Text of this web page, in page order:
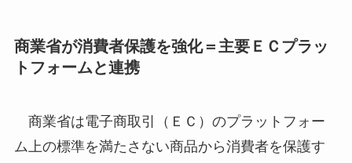
商業省が消費者保護を強化＝主要ＥＣプラッ
トフォームと連携
商業省は電子商取引（ＥＣ）のプラットフォー
ム上の標準を満たさない商品から消費者を保護す